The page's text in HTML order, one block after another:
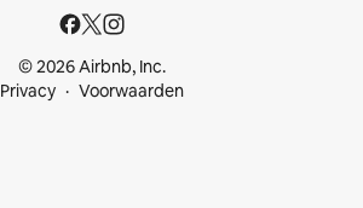
© 2026 Airbnb, Inc.
Privacy
Voorwaarden